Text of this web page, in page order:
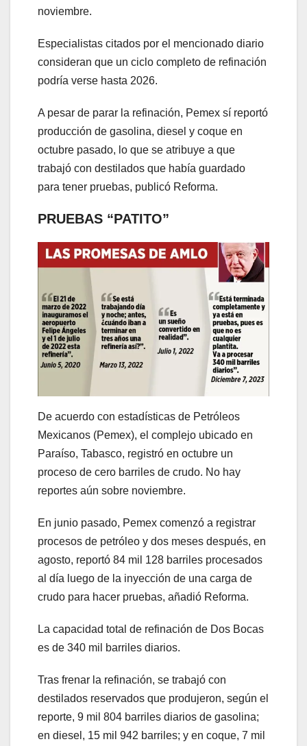
noviembre.
Especialistas citados por el mencionado diario
consideran que un ciclo completo de refinación
podría verse hasta 2026.
A pesar de parar la refinación, Pemex sí reportó
producción de gasolina, diesel y coque en
octubre pasado, lo que se atribuye a que
trabajó con destilados que había guardado
para tener pruebas, publicó Reforma.
PRUEBAS “PATITO”
De acuerdo con estadísticas de Petróleos
Mexicanos (Pemex), el complejo ubicado en
Paraíso, Tabasco, registró en octubre un
proceso de cero barriles de crudo. No hay
reportes aún sobre noviembre.
En junio pasado, Pemex comenzó a registrar
procesos de petróleo y dos meses después, en
agosto, reportó 84 mil 128 barriles procesados
al día luego de la inyección de una carga de
crudo para hacer pruebas, añadió Reforma.
La capacidad total de refinación de Dos Bocas
es de 340 mil barriles diarios.
Tras frenar la refinación, se trabajó con
destilados reservados que produjeron, según el
reporte, 9 mil 804 barriles diarios de gasolina;
en diesel, 15 mil 942 barriles; y en coque, 7 mil